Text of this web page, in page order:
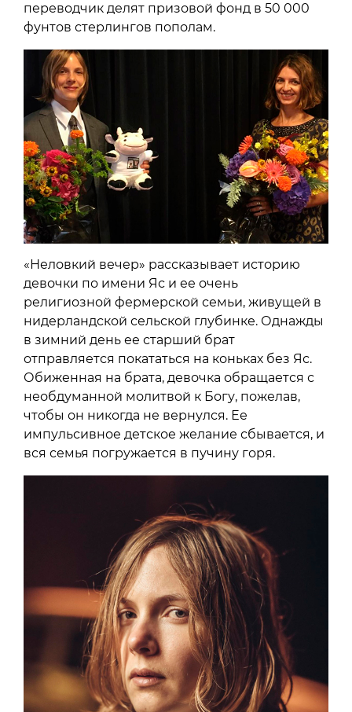
переводчик делят призовой фонд в 50 000
фунтов стерлингов пополам.
«Неловкий вечер» рассказывает историю
девочки по имени Яс и ее очень
религиозной фермерской семьи, живущей в
нидерландской сельской глубинке. Однажды
в зимний день ​​ее старший брат
отправляется покататься на коньках без Яс.
Обиженная на брата, девочка обращается с
необдуманной молитвой к Богу, пожелав,
чтобы он никогда не вернулся. Ее
импульсивное детское желание сбывается, и
вся семья погружается в пучину горя.